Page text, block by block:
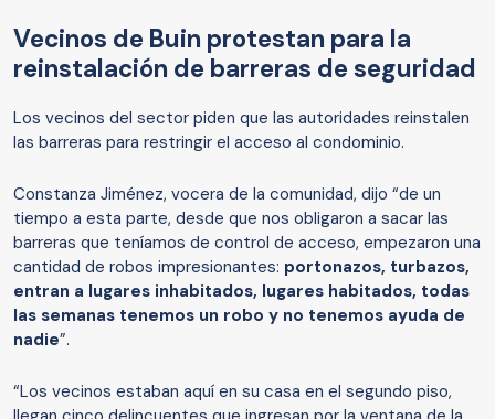
Vecinos de Buin protestan para la
reinstalación de barreras de seguridad
Los vecinos del sector piden que las autoridades reinstalen
las barreras para restringir el acceso al condominio.
Constanza Jiménez, vocera de la comunidad, dijo “de un
tiempo a esta parte, desde que nos obligaron a sacar las
barreras que teníamos de control de acceso, empezaron una
cantidad de robos impresionantes: portonazos, turbazos,
entran a lugares inhabitados, lugares habitados, todas
las semanas tenemos un robo y no tenemos ayuda de
nadie”.
“Los vecinos estaban aquí en su casa en el segundo piso,